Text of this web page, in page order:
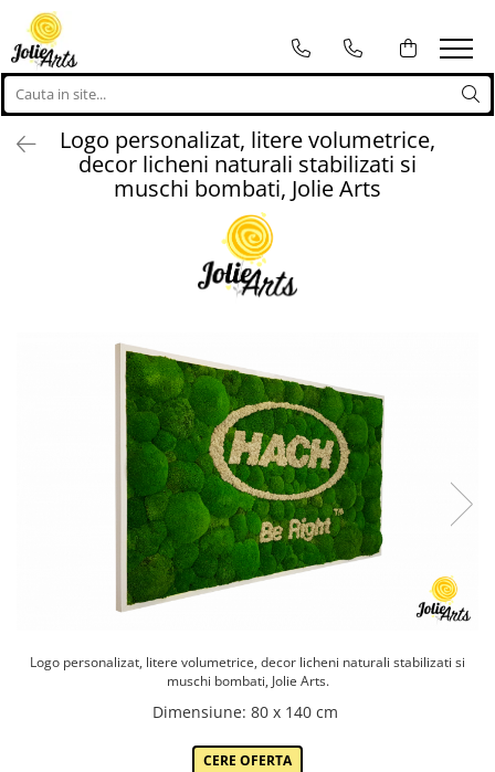
Tablouri
Tablouri cu licheni, muschi si
plante naturale stabilizate
Tablouri licheni
Proiecte personalizate
Proiecte personalizate
Logo-uri personalizate
Logo personalizat, litere volumetrice,
decor licheni naturali stabilizati si
muschi bombati, Jolie Arts
Logo personalizat, litere volumetrice, decor licheni naturali stabilizati si
muschi bombati, Jolie Arts.
Dimensiune: 80 x 140 cm
CERE OFERTA